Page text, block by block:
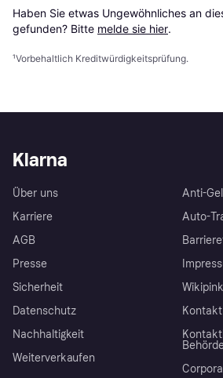
Haben Sie etwas Ungewöhnliches an
gefunden? Bitte melde sie hier.
¹Vorbehaltlich Kreditwürdigkeitsprüfung.
Klarna
Über uns
Karriere
AGB
Presse
Sicherheit
Datenschutz
Nachhaltigkeit
Weiterverkaufen
Anti-
Auto-
Wikipink
Kontakt